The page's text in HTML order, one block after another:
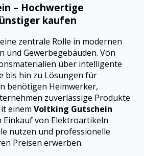
– Hochwertige
kaufen
zentrale Rolle in modernen
und Gewerbegebäuden. Von
über intelligente
bis hin zu Lösungen für
benötigen Heimwerker,
zuverlässige Produkte
einem Voltking Gutschein
Einkauf von Elektroartikeln
nutzen und professionelle
Preisen erwerben.